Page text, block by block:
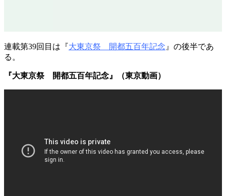
連載第39回目は『大東京祭 開都五百年記念 』の後半であ
る。
『大東京祭 開都五百年記念』（東京動画）